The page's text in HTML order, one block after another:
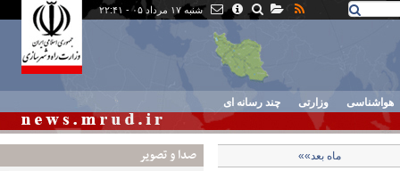
شنبه ۱۷ مرداد ۰۵ - ۲۲:۴۱
هواشناسی وزارتی چند رسانه ای
صدا و تصوير ماه بعد»»